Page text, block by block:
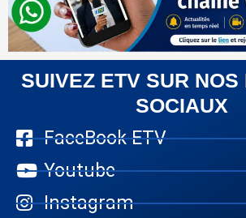
SUIVEZ ETV SUR NOS
SOCIAUX
FaceBook ETV
Youtube
Instagram